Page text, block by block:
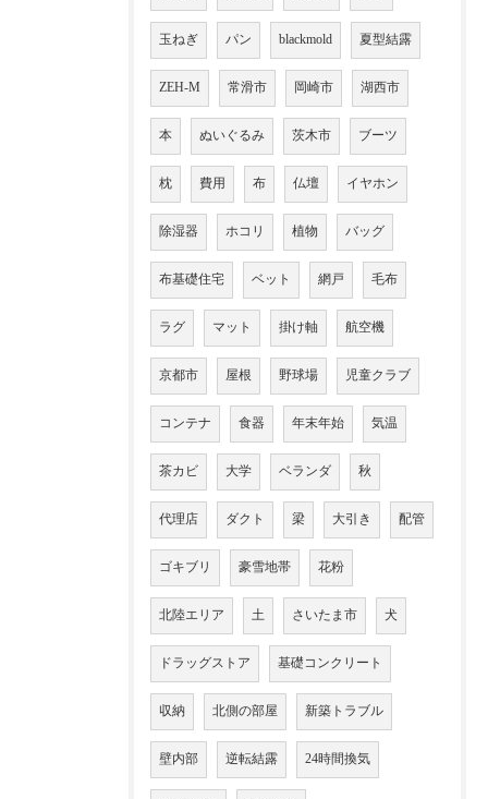
玉ねぎ パン blackmold 夏型結露
ZEH-M 常滑市 岡崎市 湖西市
本 ぬいぐるみ 茨木市 ブーツ
枕 費用 布 仏壇 イヤホン
除湿器 ホコリ 植物 バッグ
布基礎住宅 ベット 網戸 毛布
ラグ マット 掛け軸 航空機
京都市 屋根 野球場 児童クラブ
コンテナ 食器 年末年始 気温
茶カビ 大学 ベランダ 秋
代理店 ダクト 梁 大引き 配管
ゴキブリ 豪雪地帯 花粉
北陸エリア 土 さいたま市 犬
ドラッグストア 基礎コンクリート
収納 北側の部屋 新築トラブル
壁内部 逆転結露 24時間換気